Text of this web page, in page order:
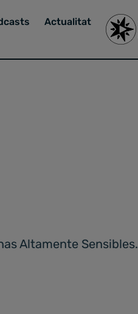
Actualitat
Altamente Sensibles.